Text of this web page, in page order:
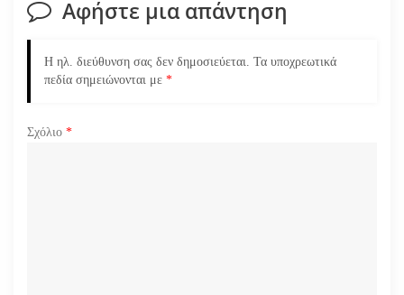
η
ρ
Αφήστε μια απάντηση
Η ηλ. διεύθυνση σας δεν δημοσιεύεται. Τα υποχρεωτικά
πεδία σημειώνονται με *
Σχόλιο *